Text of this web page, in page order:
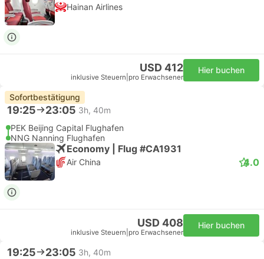
Hainan Airlines
USD 412
inklusive Steuern pro Erwachsener
Hier buchen
Sofortbestätigung
19:25 23:05 3h, 40m
PEK Beijing Capital Flughafen
NNG Nanning Flughafen
Economy | Flug #CA1931
Air China 4.0
USD 408
inklusive Steuern pro Erwachsener
Hier buchen
19:25 23:05 3h, 40m